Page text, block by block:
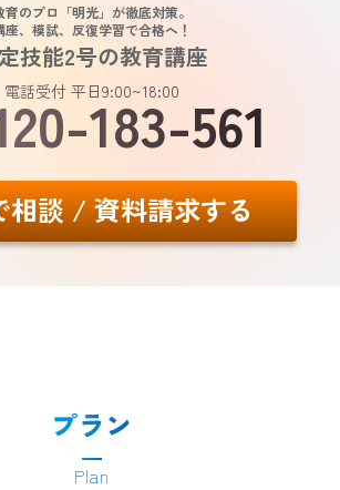
育のプロ「明光」が徹底対策。
座、模試、反復学習で合格へ！
技能2号の教育講座
電話受付 平日9:00~18:00
183-561
相談 / 資料請求する
プラン
Plan